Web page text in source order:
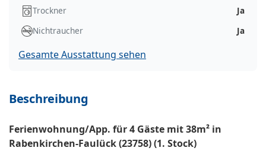
Trockner
Ja
Nichtraucher
Ja
Gesamte Ausstattung sehen
Beschreibung
Ferienwohnung/App. für 4 Gäste mit 38m² in
Rabenkirchen-Faulück (23758) (1. Stock)